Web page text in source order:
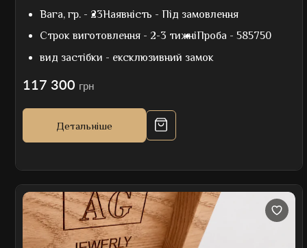
Вага, гр. - 23Наявність - Під замовлення
Строк виготовлення - 2-3 тижніПроба - 585750
вид застібки - ексклюзивний замок
117 300 грн
Детальніше